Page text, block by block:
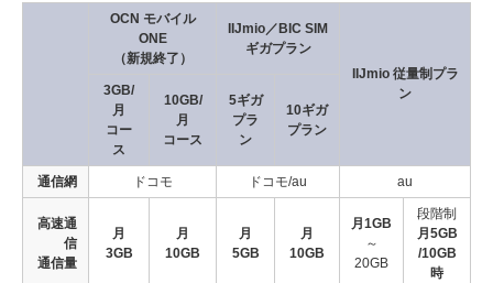
OCN モバイル
ONE
（新規終了）
IIJmio／BIC SIM
ギガプラン
IIJmio 従量制プラ
ン
3GB/
月
コー
ス
10GB/
月
コース
5ギガ
プラ
ン
10ギガ
プラン
通信網 ドコモ ドコモ/au au
高速通
信
通信量
月
3GB
月
10GB
月
5GB
月
10GB
月1GB
～
20GB
段階制
月5GB
/10GB
時